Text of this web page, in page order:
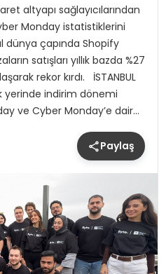
altyapı sağlayıcılarından
Monday istatistiklerini
dünya çapında Shopify
satışları yıllık bazda %27
rekor kırdı. İSTANBUL
yerinde indirim dönemi
ve Cyber Monday’e dair…
Paylaş